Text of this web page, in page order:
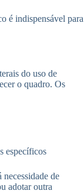
é indispensável para
do uso de
o quadro. Os
específicos
necessidade de
adotar outra